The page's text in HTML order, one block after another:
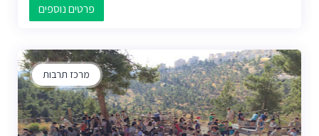
פרטים נוספים
מרכז תרבות